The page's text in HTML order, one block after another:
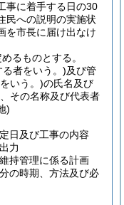
事に着手する日の30
民への説明の実施状
を市長に届け出なけ
るものとする。
者をいう。)及び管
いう。)の氏名及び
その名称及び代表者
)
日及び工事の内容
力
持管理に係る計画
の時期、方法及び必